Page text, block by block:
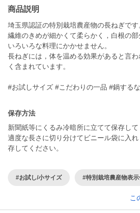
商品説明
埼玉県認証の特別栽培農産物の長ねぎです
繊維のきめが細かくて柔らかく，白根の部
いろいろな料理にかかせません。
長ねぎには，体を温める効果があると言
く含まれています。
#お試しサイズ #こだわりの一品 #鍋する
保存方法
新聞紙等にくるみ冷暗所に立てて保存して
適度な長さに切り分けてビニール袋に入
存してください。
#お試し/小サイズ #特別栽培農産物表示
こ